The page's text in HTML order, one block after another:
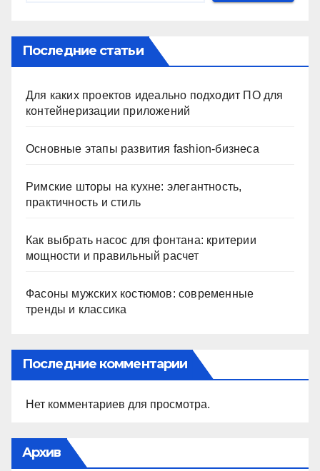
Последние статьи
Для каких проектов идеально подходит ПО для
контейнеризации приложений
Основные этапы развития fashion-бизнеса
Римские шторы на кухне: элегантность,
практичность и стиль
Как выбрать насос для фонтана: критерии
мощности и правильный расчет
Фасоны мужских костюмов: современные
тренды и классика
Последние комментарии
Нет комментариев для просмотра.
Архив